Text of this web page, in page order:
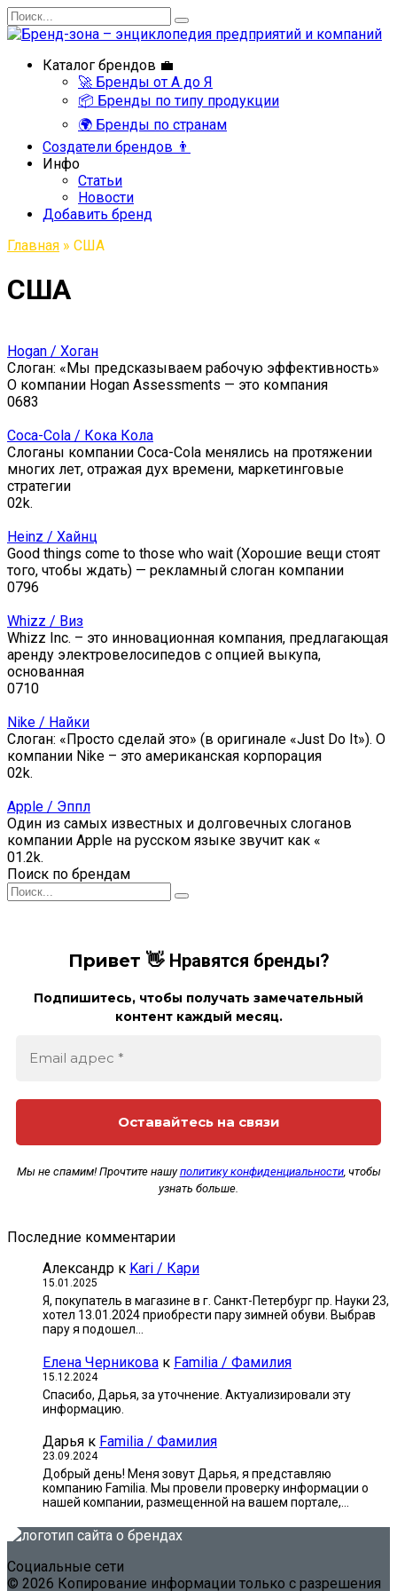
Перейти
к
Search
for:
Каталог брендов 💼
🚀 Бренды от А до Я
📦 Бренды по типу продукции
🌍 Бренды по странам
Создатели брендов 👨
Инфо
Статьи
Новости
Добавить бренд
Главная » США
США
Hogan / Хоган
Слоган: «Мы предсказываем рабочую эффективность»
О компании Hogan Assessments — это компания
0683
Coca-Cola / Кока Кола
Слоганы компании Coca-Cola менялись на протяжении
многих лет, отражая дух времени, маркетинговые
стратегии
02k.
Heinz / Хайнц
Good things come to those who wait (Хорошие вещи стоят
того, чтобы ждать) — рекламный слоган компании
0796
Whizz / Виз
Whizz Inc. – это инновационная компания, предлагающая
аренду электровелосипедов с опцией выкупа,
основанная
0710
Nike / Найки
Слоган: «Просто сделай это» (в оригинале «Just Do It»). О
компании Nike – это американская корпорация
02k.
Apple / Эппл
Один из самых известных и долговечных слоганов
компании Apple на русском языке звучит как «
01.2k.
Поиск по брендам
Search
for:
Привет 👋 Нравятся бренды?
Подпишитесь, чтобы получать замечательный
контент каждый месяц.
Мы не спамим! Прочтите нашуполитику конфиденциальности, чтобы
узнать больше.
Последние комментарии
Александр к Kari / Кари
15.01.2025
Я, покупатель в магазине в г. Санкт-Петербург пр. Науки 23,
хотел 13.01.2024 приобрести пару зимней обуви. Выбрав
пару я подошел…
Елена Черникова к Familia / Фамилия
15.12.2024
Спасибо, Дарья, за уточнение. Актуализировали эту
информацию.
Дарья к Familia / Фамилия
23.09.2024
Добрый день! Меня зовут Дарья, я представляю
компанию Familia. Мы провели проверку информации о
нашей компании, размещенной на вашем портале,…
Социальные сети
© 2026 Копирование информации только с разрешения